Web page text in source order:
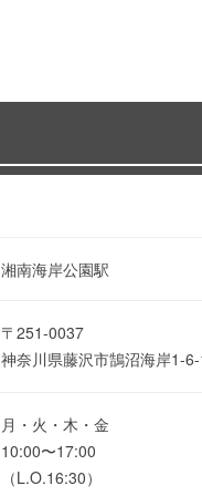
湘南海岸公園駅
〒251-0037
神奈川県藤沢市鵠沼海岸1-
月・火・木・金
10:00〜17:00
（L.O.16:30）